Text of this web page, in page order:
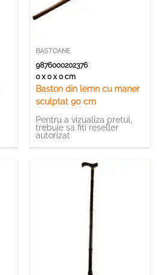
BASTOANE
9876000202376
0 x 0 x 0 cm
Baston din lemn cu maner
sculptat 90 cm
Pentru a vizualiza pretul,
trebuie sa fiti reseller
autorizat